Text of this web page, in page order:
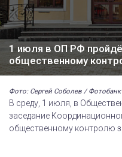
1 июля в ОП РФ
общественному
Фото: Сергей Соболев /
В среду, 1 июля, в
заседание
общественному контролю